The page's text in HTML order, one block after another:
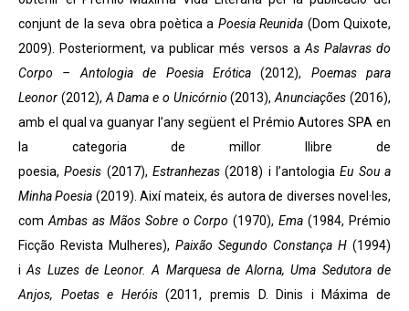
conjunt de la seva obra poètica a Poesia Reunida (Dom Quixote,
2009). Posteriorment, va publicar més versos a As Palavras do
Corpo – Antologia de Poesia Erótica(2012), Poemas para
Leonor (2012), A Dama e o Unicórnio (2013),Anunciações (2016),
amb el qual va guanyar l’any següent el Prémio Autores SPA en
la categoria de millor llibre de
poesia,Poesis (2017),Estranhezas (2018) i l’antologiaEu Sou a
Minha Poesia (2019). Així mateix, és autora de diverses novel·les,
com Ambas as Mãos Sobre o Corpo (1970),Ema (1984, Prémio
Ficção Revista Mulheres), Paixão Segundo Constança H (1994)
iAs Luzes de Leonor. A Marquesa de Alorna, Uma Sedutora de
Anjos, Poetas e Heróis(2011, premis D. Dinis i Máxima de